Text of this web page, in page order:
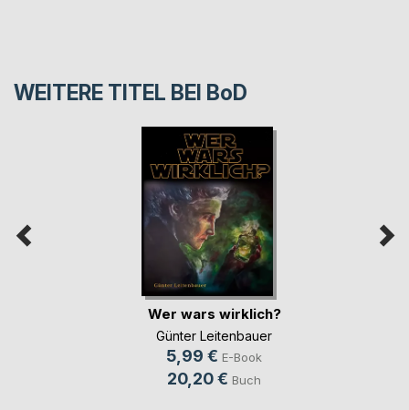
WEITERE TITEL BEI BoD
Wer wars wirklich?
Günter Leitenbauer
5,99 € E-Book
20,20 € Buch